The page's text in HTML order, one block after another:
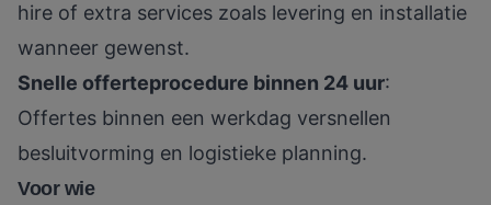
hire of extra services zoals levering en installatie
wanneer gewenst.
Snelle offerteprocedure binnen 24 uur:
Offertes binnen een werkdag versnellen
besluitvorming en logistieke planning.
Voor wie